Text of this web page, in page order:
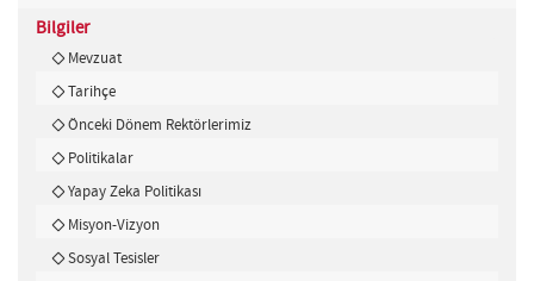
Bilgiler
Mevzuat
Tarihçe
Önceki Dönem Rektörlerimiz
Politikalar
Yapay Zeka Politikası
Misyon-Vizyon
Sosyal Tesisler